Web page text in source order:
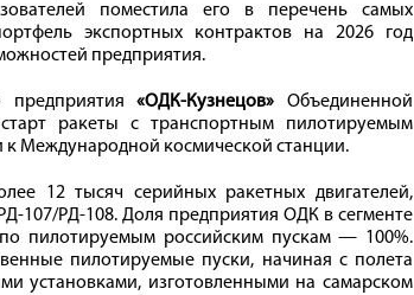
поместила его в перечень самых
экспортных контрактов на 2026 год
предприятия.
предприятия«ОДК-Кузнецов» Объединенной
ракеты с транспортным пилотируемым
к Международной космической станции.
12 тысяч серийных ракетных двигателей,
107/РД-108. Доля предприятия ОДК в сегменте
пилотируемым российским пускам — 100%.
пилотируемые пуски, начиная с полета
установками, изготовленными на самарском